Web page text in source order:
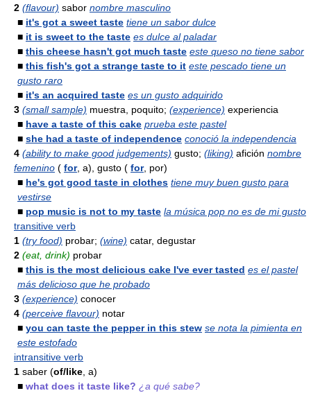
2 (flavour) sabor nombre masculino
■ it's got a sweet taste tiene un sabor dulce
■ it is sweet to the taste es dulce al paladar
■ this cheese hasn't got much taste este queso no tiene sabor
■ this fish's got a strange taste to it este pescado tiene un
gusto raro
■ it's an acquired taste es un gusto adquirido
3 (small sample) muestra, poquito; (experience) experiencia
■ have a taste of this cake prueba este pastel
■ she had a taste of independence conoció la independencia
4 (ability to make good judgements) gusto; (liking) afición nombre
femenino ( for, a), gusto ( for, por)
■ he's got good taste in clothes tiene muy buen gusto para
vestirse
■ pop music is not to my taste la música pop no es de mi gusto
transitive verb
1 (try food) probar; (wine) catar, degustar
2 (eat, drink) probar
■ this is the most delicious cake I've ever tasted es el pastel
más delicioso que he probado
3 (experience) conocer
4 (perceive flavour) notar
■ you can taste the pepper in this stew se nota la pimienta en
este estofado
intransitive verb
1 saber (of/like, a)
■ what does it taste like? ¿a qué sabe?